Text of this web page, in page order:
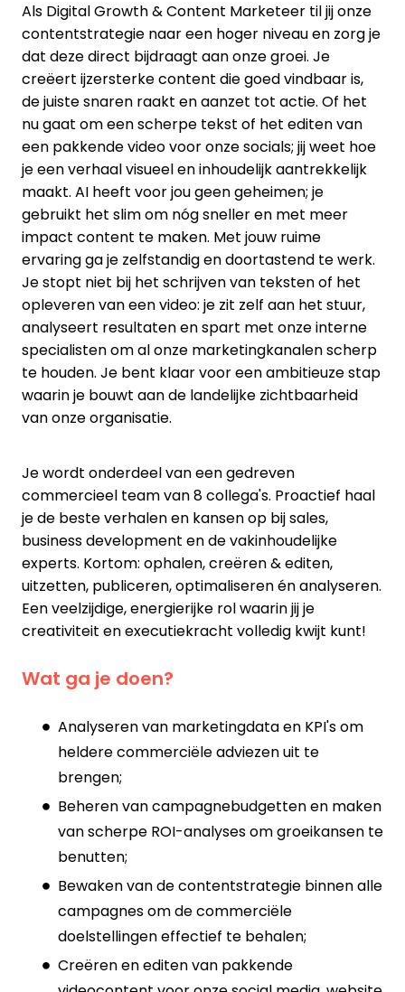
Als Digital Growth & Content Marketeer til jij onze
contentstrategie naar een hoger niveau en zorg je
dat deze direct bijdraagt aan onze groei. Je
creëert ijzersterke content die goed vindbaar is,
de juiste snaren raakt en aanzet tot actie. Of het
nu gaat om een scherpe tekst of het editen van
een pakkende video voor onze socials; jij weet hoe
je een verhaal visueel en inhoudelijk aantrekkelijk
maakt. AI heeft voor jou geen geheimen; je
gebruikt het slim om nóg sneller en met meer
impact content te maken. Met jouw ruime
ervaring ga je zelfstandig en doortastend te werk.
Je stopt niet bij het schrijven van teksten of het
opleveren van een video: je zit zelf aan het stuur,
analyseert resultaten en spart met onze interne
specialisten om al onze marketingkanalen scherp
te houden. Je bent klaar voor een ambitieuze stap
waarin je bouwt aan de landelijke zichtbaarheid
van onze organisatie.
Je wordt onderdeel van een gedreven
commercieel team van 8 collega's. Proactief haal
je de beste verhalen en kansen op bij sales,
business development en de vakinhoudelijke
experts. Kortom: ophalen, creëren & editen,
uitzetten, publiceren, optimaliseren én analyseren.
Een veelzijdige, energierijke rol waarin jij je
creativiteit en executiekracht volledig kwijt kunt!
Wat ga je doen?
Analyseren van marketingdata en KPI's om
heldere commerciële adviezen uit te
brengen;
Beheren van campagnebudgetten en maken
van scherpe ROI-analyses om groeikansen te
benutten;
Bewaken van de contentstrategie binnen alle
campagnes om de commerciële
doelstellingen effectief te behalen;
Creëren en editen van pakkende